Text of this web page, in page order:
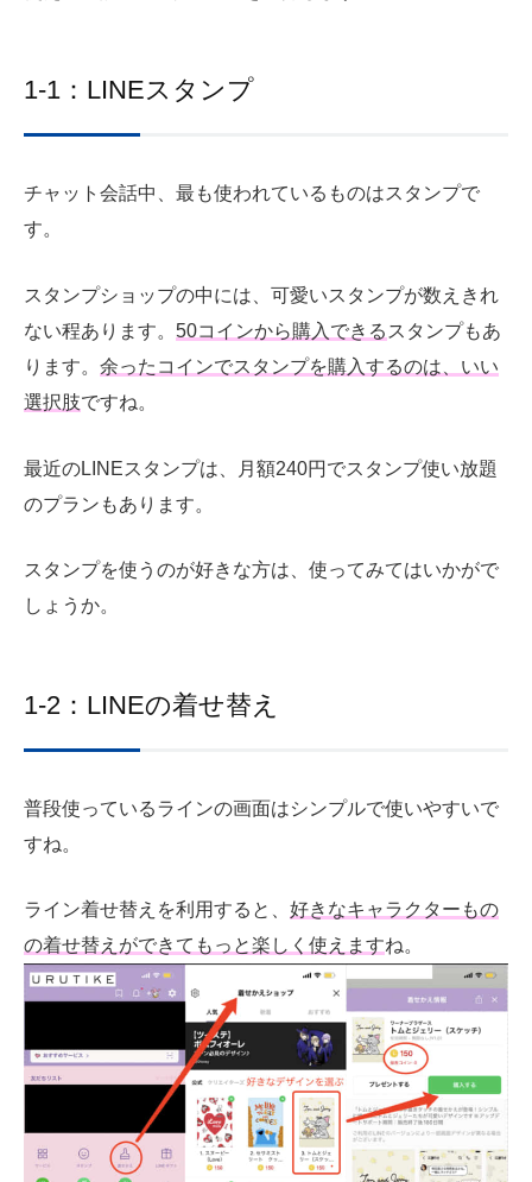
1-1：LINEスタンプ
チャット会話中、最も使われているものはスタンプで
す。
スタンプショップの中には、可愛いスタンプが数えきれ
ない程あります。 50コインから購入できる スタンプもあ
ります。 余ったコインでスタンプを購入するのは、いい
選択肢ですね。
最近のLINEスタンプは、月額240円でスタンプ使い放題
のプランもあります。
スタンプを使うのが好きな方は、使ってみてはいかがで
しょうか。
1-2：LINEの着せ替え
普段使っているラインの画面はシンプルで使いやすいで
すね。
ライン着せ替えを利用すると、 好きなキャラクターもの
の着せ替えができてもっと楽しく使えますね。